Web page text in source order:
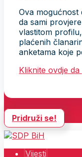
Ova mogućnost
da sami
vlastitom
plaćenih
anketama koje
Kliknite ovdje
Pridruži se!
Vijesti